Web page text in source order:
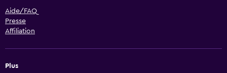
Aide/FAQ
Presse
Affiliation
Plus